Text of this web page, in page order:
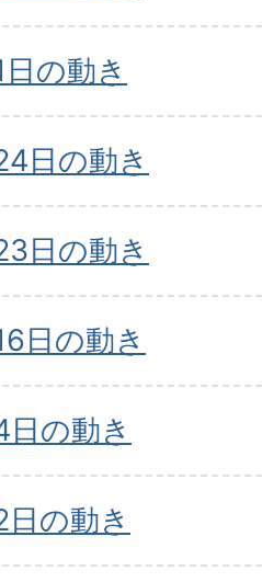
の動き
日の動き
日の動き
日の動き
の動き
の動き